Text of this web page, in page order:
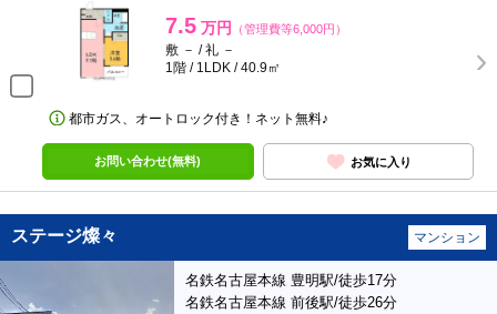
7.5 万円 （管理費等6,000円）
敷 － / 礼 －
1階 / 1LDK / 40.9㎡
都市ガス、オートロック付き！ネット無料♪
お問い合わせ(無料) お気に入り
ステージ燦々 マンション
名鉄名古屋本線 豊明駅/徒歩17分
名鉄名古屋本線 前後駅/徒歩26分